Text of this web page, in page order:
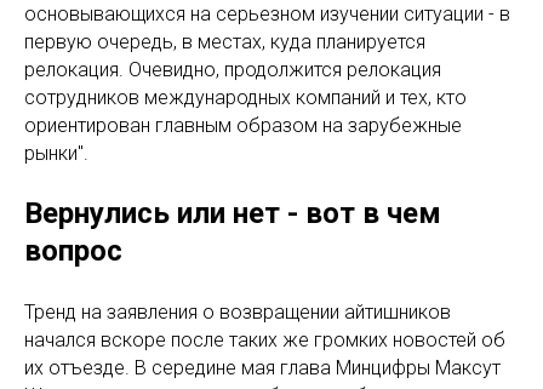
основывающихся на серьезном изучении ситуации - в
первую очередь, в местах, куда планируется
релокация. Очевидно, продолжится релокация
сотрудников международных компаний и тех, кто
ориентирован главным образом на зарубежные
рынки".
Вернулись или нет - вот в чем
вопрос
Тренд на заявления о возвращении айтишников
начался вскоре после таких же громких новостей об
их отъезде. В середине мая глава Минцифры Максут